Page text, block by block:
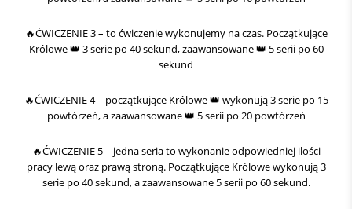
🔥ĆWICZENIE 3 – to ćwiczenie wykonujemy na czas. Początkujące
Królowe 👑 3 serie po 40 sekund, zaawansowane 👑 5 serii po 60
sekund
🔥ĆWICZENIE 4 – początkujące Królowe 👑 wykonują 3 serie po 15
powtórzeń, a zaawansowane 👑 5 serii po 20 powtórzeń
🔥ĆWICZENIE 5 – jedna seria to wykonanie odpowiedniej ilości
pracy lewą oraz prawą stroną. Początkujące Królowe wykonują 3
serie po 40 sekund, a zaawansowane 5 serii po 60 sekund.